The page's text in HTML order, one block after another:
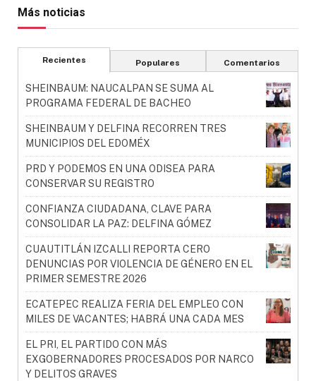
Más noticias
Recientes Populares Comentarios
SHEINBAUM: NAUCALPAN SE SUMA AL
PROGRAMA FEDERAL DE BACHEO
SHEINBAUM Y DELFINA RECORREN TRES
MUNICIPIOS DEL EDOMÉX
PRD Y PODEMOS EN UNA ODISEA PARA
CONSERVAR SU REGISTRO
CONFIANZA CIUDADANA, CLAVE PARA
CONSOLIDAR LA PAZ: DELFINA GÓMEZ
CUAUTITLÁN IZCALLI REPORTA CERO
DENUNCIAS POR VIOLENCIA DE GÉNERO EN EL
PRIMER SEMESTRE 2026
ECATEPEC REALIZA FERIA DEL EMPLEO CON
MILES DE VACANTES; HABRÁ UNA CADA MES
EL PRI, EL PARTIDO CON MÁS
EXGOBERNADORES PROCESADOS POR NARCO
Y DELITOS GRAVES